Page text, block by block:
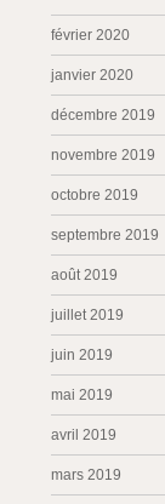
février 2020
janvier 2020
décembre 2019
novembre 2019
octobre 2019
septembre 2019
août 2019
juillet 2019
juin 2019
mai 2019
avril 2019
mars 2019